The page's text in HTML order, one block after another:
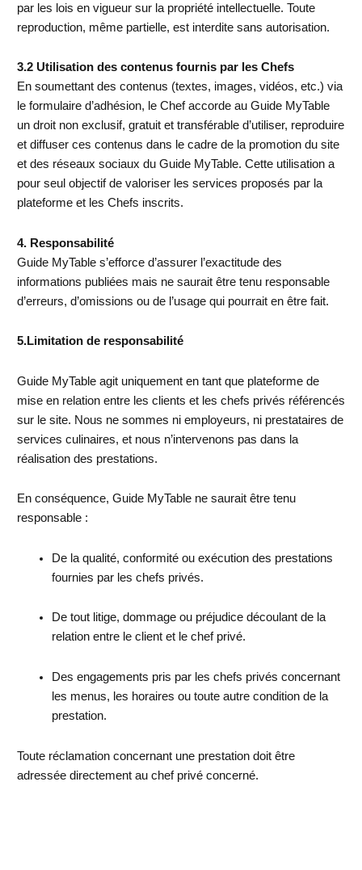
par les lois en vigueur sur la propriété intellectuelle. Toute
reproduction, même partielle, est interdite sans autorisation.
3.2 Utilisation des contenus fournis par les Chefs
En soumettant des contenus (textes, images, vidéos, etc.) via
le formulaire d’adhésion, le Chef accorde au Guide MyTable
un droit non exclusif, gratuit et transférable d’utiliser, reproduire
et diffuser ces contenus dans le cadre de la promotion du site
et des réseaux sociaux du Guide MyTable. Cette utilisation a
pour seul objectif de valoriser les services proposés par la
plateforme et les Chefs inscrits.
4. Responsabilité
Guide MyTable s’efforce d’assurer l’exactitude des
informations publiées mais ne saurait être tenu responsable
d’erreurs, d’omissions ou de l’usage qui pourrait en être fait.
5.Limitation de responsabilité
Guide MyTable agit uniquement en tant que plateforme de
mise en relation entre les clients et les chefs privés référencés
sur le site. Nous ne sommes ni employeurs, ni prestataires de
services culinaires, et nous n’intervenons pas dans la
réalisation des prestations.
En conséquence, Guide MyTable ne saurait être tenu
responsable :
De la qualité, conformité ou exécution des prestations
fournies par les chefs privés.
De tout litige, dommage ou préjudice découlant de la
relation entre le client et le chef privé.
Des engagements pris par les chefs privés concernant
les menus, les horaires ou toute autre condition de la
prestation.
Toute réclamation concernant une prestation doit être
adressée directement au chef privé concerné.